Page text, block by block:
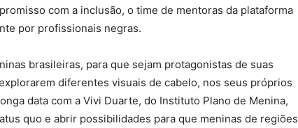
com a inclusão, o time de mentoras da plataforma
por profissionais negras.
brasileiras, para que sejam protagonistas de suas
diferentes visuais de cabelo, nos seus próprios
data com a Vivi Duarte, do Instituto Plano de Menina,
quo e abrir possibilidades para que meninas de regiões